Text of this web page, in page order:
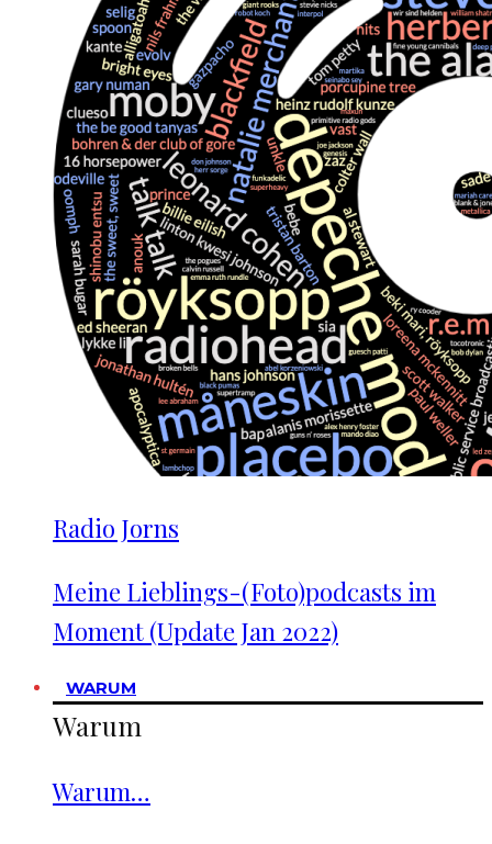
Radio Jorns
Meine Lieblings-(Foto)podcasts im
Moment (Update Jan 2022)
WARUM
Warum
Warum…